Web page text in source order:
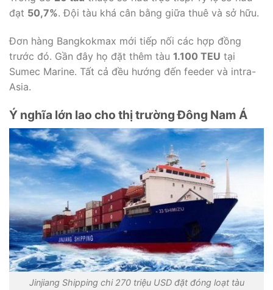
đạt 50,7%. Đội tàu khá cân bằng giữa thuê và sở hữu.
Đơn hàng Bangkokmax mới tiếp nối các hợp đồng
trước đó. Gần đây họ đặt thêm tàu 1.100 TEU tại
Sumec Marine. Tất cả đều hướng đến feeder và intra-
Asia.
Ý nghĩa lớn lao cho thị trường Đông Nam Á
Jinjiang Shipping chi 270 triệu USD đặt đóng loạt tàu